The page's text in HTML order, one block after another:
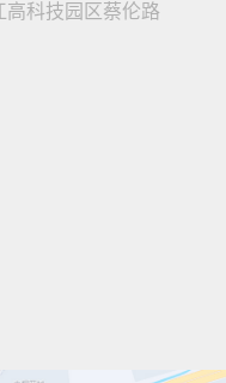
高科技园区蔡伦路